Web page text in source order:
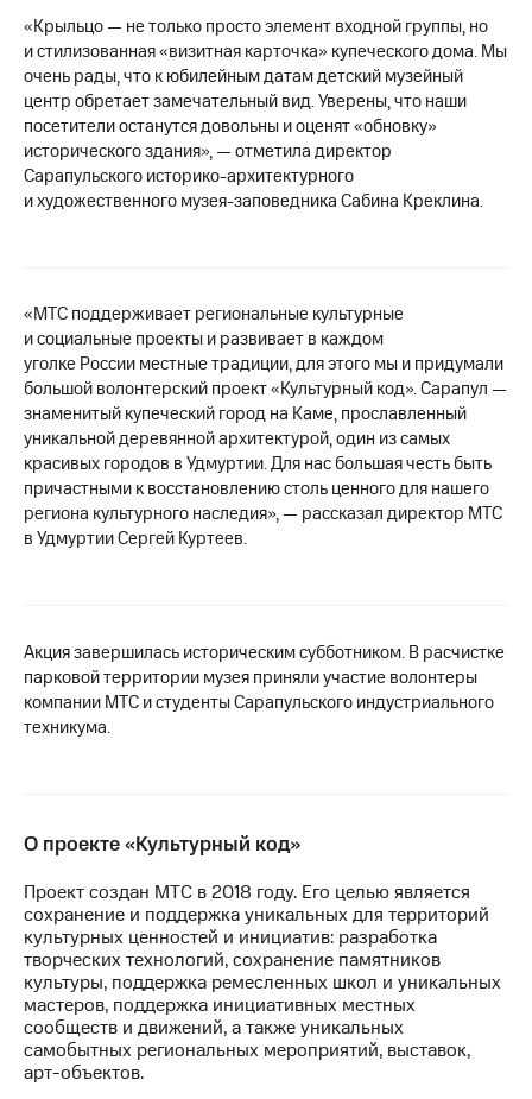
Корпоративный
секретарь
Раскрытие
информации
Информация
акционерам
Документы
ПАО
"МТС"
кабинет
акционера
Акционерный
капитал
Контроль
и
аудит
Рынок
акций
Описание
Программа
акций
Дивиденды
Рынок
облигаций
погашении
облигаций
Другое
Регистратор
Реквизиты
Контакты
развитие
деловая этика
На главную
«Крыльцо — не только просто элемент входной группы, но
и стилизованная «визитная карточка» купеческого дома. Мы
очень рады, что к юбилейным датам детский музейный
центр обретает замечательный вид. Уверены, что наши
посетители останутся довольны и оценят «обновку»
исторического здания», — отметила директор
Сарапульского историко-архитектурного
и художественного музея-заповедника Сабина Креклина.
«МТС поддерживает региональные культурные
и социальные проекты и развивает в каждом
уголке России местные традиции, для этого мы и придумали
большой волонтерский проект «Культурный код». Сарапул —
знаменитый купеческий город на Каме, прославленный
уникальной деревянной архитектурой, один из самых
красивых городов в Удмуртии. Для нас большая честь быть
причастными к восстановлению столь ценного для нашего
региона культурного наследия», — рассказал директор МТС
в Удмуртии Сергей Куртеев.
Акция завершилась историческим субботником. В расчистке
парковой территории музея приняли участие волонтеры
компании МТС и студенты Сарапульского индустриального
техникума.
О проекте «Культурный код»
Проект создан МТС в 2018 году. Его целью является
сохранение и поддержка уникальных для территорий
культурных ценностей и инициатив: разработка
творческих технологий, сохранение памятников
культуры, поддержка ремесленных школ и уникальных
мастеров, поддержка инициативных местных
сообществ и движений, а также уникальных
самобытных региональных мероприятий, выставок,
арт-объектов.